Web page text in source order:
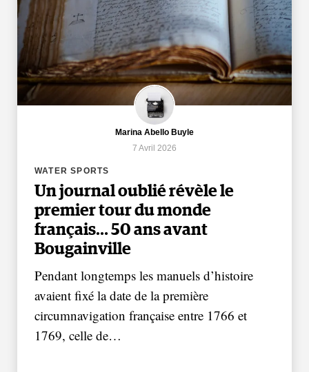
Marina Abello Buyle
7 Avril 2026
WATER SPORTS
Un journal oublié révèle le
premier tour du monde
français… 50 ans avant
Bougainville
Pendant longtemps les manuels d’histoire
avaient fixé la date de la première
circumnavigation française entre 1766 et
1769, celle de…